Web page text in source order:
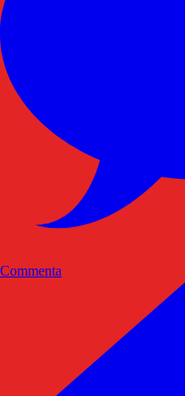
Commenta